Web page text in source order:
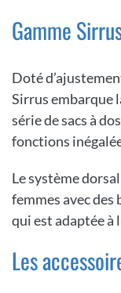
Gamme
Doté
Sirrus embarque
série de sacs à
fonctions
Le système
femmes avec
qui est adaptée
Les